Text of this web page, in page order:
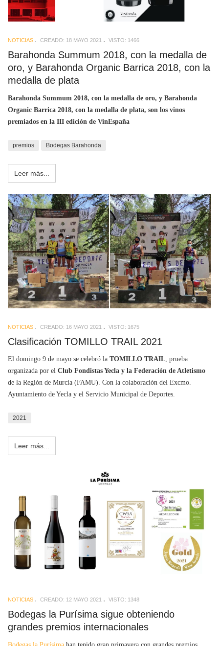
NOTICIAS CREADO: 18 MAYO 2021 VISTO: 1466
Barahonda Summum 2018, con la medalla de
oro, y Barahonda Organic Barrica 2018, con la
medalla de plata
Barahonda Summum 2018, con la medalla de oro, y Barahonda
Organic Barrica 2018, con la medalla de plata, son los vinos
premiados en la III edición de VinEspaña
premios Bodegas Barahonda
Leer más...
NOTICIAS CREADO: 16 MAYO 2021 VISTO: 1675
Clasificación TOMILLO TRAIL 2021
El domingo 9 de mayo se celebró la TOMILLO TRAIL, prueba
organizada por el Club Fondistas Yecla y la Federación de Atletismo
de la Región de Murcia (FAMU). Con la colaboración del Excmo.
Ayuntamiento de Yecla y el Servicio Municipal de Deportes.
2021
Leer más...
NOTICIAS CREADO: 12 MAYO 2021 VISTO: 1348
Bodegas la Purísima sigue obteniendo
grandes premios internacionales